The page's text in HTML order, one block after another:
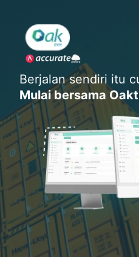
Berjalan sendiri itu
Mulai bersama